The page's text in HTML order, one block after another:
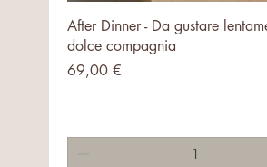
Vista rapida
After Dinner - Da gustare
dolce compagnia
Prezzo
69,00 €